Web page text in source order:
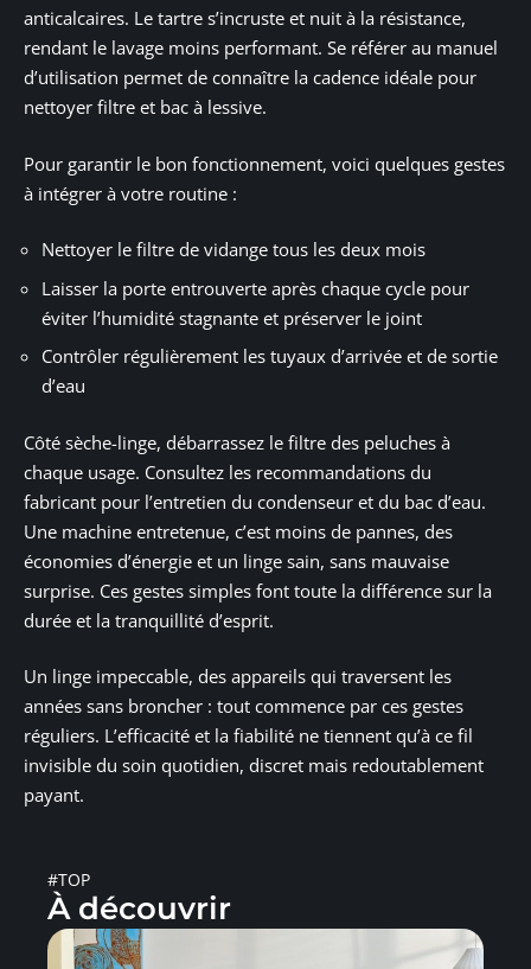
anticalcaires. Le tartre s’incruste et nuit à la résistance,
rendant le lavage moins performant. Se référer au manuel
d’utilisation permet de connaître la cadence idéale pour
nettoyer filtre et bac à lessive.
Pour garantir le bon fonctionnement, voici quelques gestes
à intégrer à votre routine :
Nettoyer le filtre de vidange tous les deux mois
Laisser la porte entrouverte après chaque cycle pour
éviter l’humidité stagnante et préserver le joint
Contrôler régulièrement les tuyaux d’arrivée et de sortie
d’eau
Côté sèche-linge, débarrassez le filtre des peluches à
chaque usage. Consultez les recommandations du
fabricant pour l’entretien du condenseur et du bac d’eau.
Une machine entretenue, c’est moins de pannes, des
économies d’énergie et un linge sain, sans mauvaise
surprise. Ces gestes simples font toute la différence sur la
durée et la tranquillité d’esprit.
Un linge impeccable, des appareils qui traversent les
années sans broncher : tout commence par ces gestes
réguliers. L’efficacité et la fiabilité ne tiennent qu’à ce fil
invisible du soin quotidien, discret mais redoutablement
payant.
#TOP
À découvrir